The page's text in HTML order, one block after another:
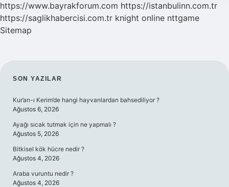
https://www.bayrakforum.com https://istanbulinn.com.tr
https://saglikhabercisi.com.tr knight online nttgame
Sitemap
SIDEBAR
SON YAZILAR
Kur’an-ı Kerim’de hangi hayvanlardan bahsediliyor ?
Ağustos 6, 2026
Ayağı sıcak tutmak için ne yapmalı ?
Ağustos 5, 2026
Bitkisel kök hücre nedir ?
Ağustos 4, 2026
Araba vuruntu nedir ?
Ağustos 4, 2026